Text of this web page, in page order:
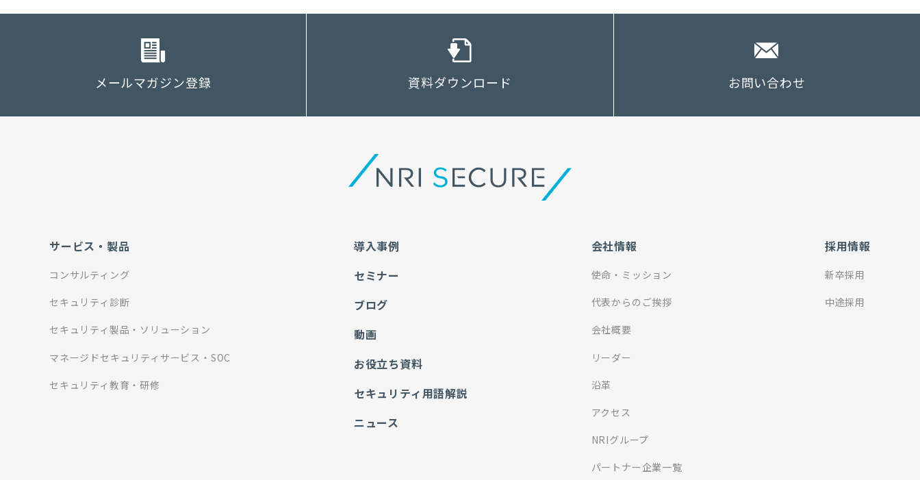
メールマガジン登録 資料ダウンロード お問い合わせ
サービス・製品
コンサルティング
セキュリティ診断
セキュリティ製品・ソリューション
マネージドセキュリティサービス・SOC
セキュリティ教育・研修
導入事例
セミナー
ブログ
動画
お役立ち資料
セキュリティ用語解説
ニュース
会社情報
使命・ミッション
代表からのご挨拶
会社概要
リーダー
沿革
アクセス
NRIグループ
パートナー企業一覧
採用情報
新卒採用
中途採用